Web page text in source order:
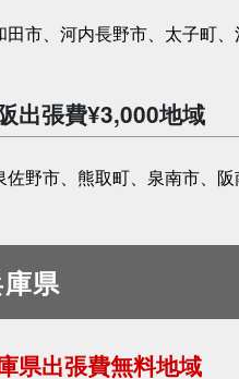
田市、河内長野市、太子町
出張費¥3,000地域
佐野市、熊取町、泉南市、
県
県出張費無料地域